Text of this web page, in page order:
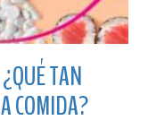
TAN
COMIDA?